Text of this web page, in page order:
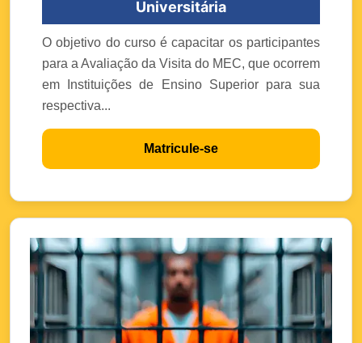
Universitária
O objetivo do curso é capacitar os participantes
para a Avaliação da Visita do MEC, que ocorrem
em Instituições de Ensino Superior para sua
respectiva...
Matricule-se